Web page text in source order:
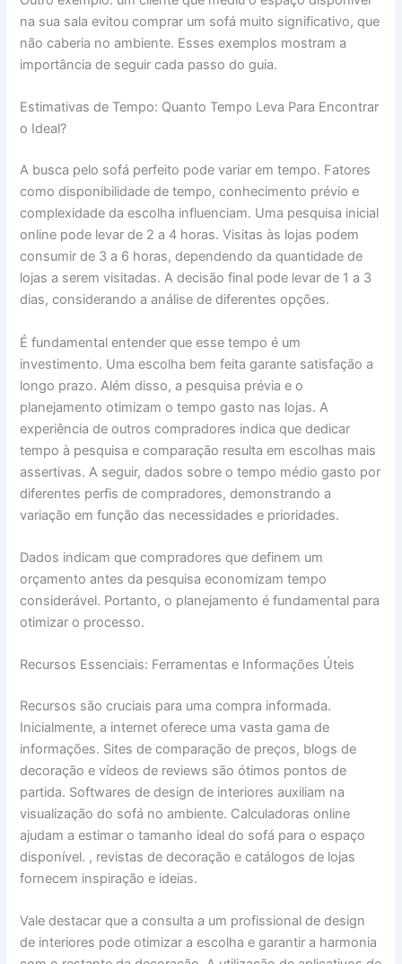
na sua sala evitou comprar um sofá muito significativo, que
não caberia no ambiente. Esses exemplos mostram a
importância de seguir cada passo do guia.
Estimativas de Tempo: Quanto Tempo Leva Para Encontrar
o Ideal?
A busca pelo sofá perfeito pode variar em tempo. Fatores
como disponibilidade de tempo, conhecimento prévio e
complexidade da escolha influenciam. Uma pesquisa inicial
online pode levar de 2 a 4 horas. Visitas às lojas podem
consumir de 3 a 6 horas, dependendo da quantidade de
lojas a serem visitadas. A decisão final pode levar de 1 a 3
dias, considerando a análise de diferentes opções.
É fundamental entender que esse tempo é um
investimento. Uma escolha bem feita garante satisfação a
longo prazo. Além disso, a pesquisa prévia e o
planejamento otimizam o tempo gasto nas lojas. A
experiência de outros compradores indica que dedicar
tempo à pesquisa e comparação resulta em escolhas mais
assertivas. A seguir, dados sobre o tempo médio gasto por
diferentes perfis de compradores, demonstrando a
variação em função das necessidades e prioridades.
Dados indicam que compradores que definem um
orçamento antes da pesquisa economizam tempo
considerável. Portanto, o planejamento é fundamental para
otimizar o processo.
Recursos Essenciais: Ferramentas e Informações Úteis
Recursos são cruciais para uma compra informada.
Inicialmente, a internet oferece uma vasta gama de
informações. Sites de comparação de preços, blogs de
decoração e vídeos de reviews são ótimos pontos de
partida. Softwares de design de interiores auxiliam na
visualização do sofá no ambiente. Calculadoras online
ajudam a estimar o tamanho ideal do sofá para o espaço
disponível. , revistas de decoração e catálogos de lojas
fornecem inspiração e ideias.
Vale destacar que a consulta a um profissional de design
de interiores pode otimizar a escolha e garantir a harmonia